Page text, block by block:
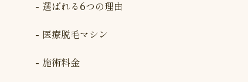
選ばれる6つの理由
医療脱毛マシン
施術料金